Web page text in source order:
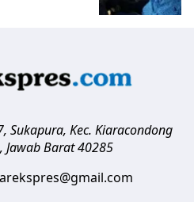
Sukapura, Kec. Kiaracondong
, Jawab Barat 40285